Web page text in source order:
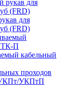
для
(FRD)
кабельный